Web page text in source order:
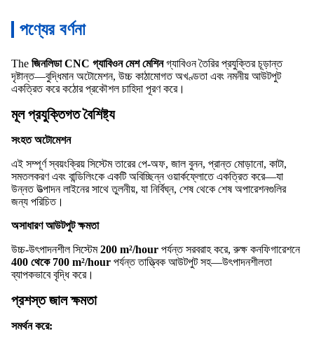
পণ্যের বর্ণনা
The জিনলিডা CNC গ্যাবিওন মেশ মেশিনগ্যাবিওন তৈরির প্রযুক্তির চূড়ান্ত
দৃষ্টান্ত—বুদ্ধিমান অটোমেশন, উচ্চ কাঠামোগত অখণ্ডতা এবং নমনীয় আউটপুট
একত্রিত করে কঠোর প্রকৌশল চাহিদা পূরণ করে।
মূল প্রযুক্তিগত বৈশিষ্ট্য
সংহত অটোমেশন
এই সম্পূর্ণ স্বয়ংক্রিয় সিস্টেম তারের পে-অফ, জাল বুনন, প্রান্ত মোড়ানো, কাটা,
সমতলকরণ এবং বান্ডিলিংকে একটি অবিচ্ছিন্ন ওয়ার্কফ্লোতে একত্রিত করে—যা
উন্নত উত্পাদন লাইনের সাথে তুলনীয়, যা নির্বিঘ্ন, শেষ থেকে শেষ অপারেশনগুলির
জন্য পরিচিত।
অসাধারণ আউটপুট ক্ষমতা
উচ্চ-উৎপাদনশীল সিস্টেম200 m²/hour পর্যন্ত সরবরাহ করে, রুক্ষ কনফিগারেশনে
400 থেকে 700 m²/hour পর্যন্ত তাত্ত্বিক আউটপুট সহ—উৎপাদনশীলতা
ব্যাপকভাবে বৃদ্ধি করে।
প্রশস্ত জাল ক্ষমতা
সমর্থন করে: